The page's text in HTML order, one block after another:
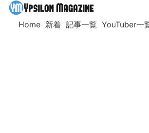
Home 新着 記事一覧 YouTuber一